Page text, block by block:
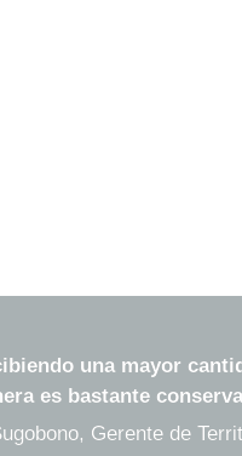
una mayor
es bastante
Gerente de